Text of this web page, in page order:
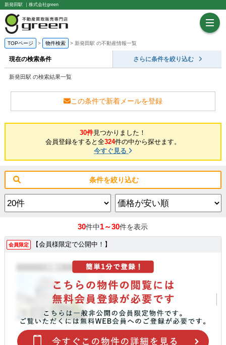
新発田駅 ｜株式会社green
TOPページ 物件検索 新発田駅 の不動産情報一覧
現在の検索条件 さらに条件を絞り込む
新発田駅 の検索結果一覧
この条件で新着メールを登録
30件見つかりました！
会員登録をすると全324件の中から探せます。
今すぐ見る
条件を絞り込む
30件中1～30件を表示
会員限定 【会員様限定で公開中！】